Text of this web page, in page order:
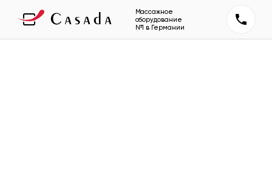
Массажное
оборудование
№1 в Германии